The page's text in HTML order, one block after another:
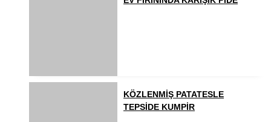
KÖZLENMİŞ PATATESLE
TEPSİDE KUMPİR